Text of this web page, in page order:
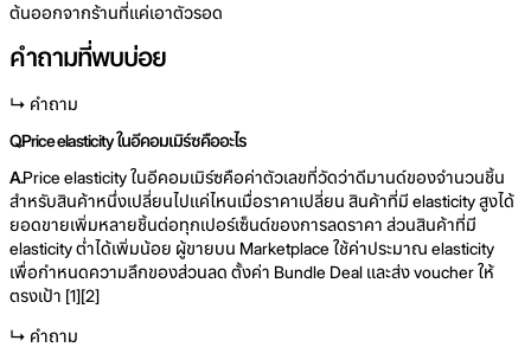
ต้นออกจากร้านที่แค่เอาตัวรอด
คำถามที่พบบ่อย
↳ คำถาม
Q.Price elasticity ในอีคอมเมิร์ซคืออะไร
A.Price elasticity ในอีคอมเมิร์ซคือค่าตัวเลขที่วัดว่าดีมานด์ของจำนวนชิ้น
สำหรับสินค้าหนึ่งเปลี่ยนไปแค่ไหนเมื่อราคาเปลี่ยน สินค้าที่มี elasticity สูงได้
ยอดขายเพิ่มหลายชิ้นต่อทุกเปอร์เซ็นต์ของการลดราคา ส่วนสินค้าที่มี
elasticity ต่ำได้เพิ่มน้อย ผู้ขายบน Marketplace ใช้ค่าประมาณ elasticity
เพื่อกำหนดความลึกของส่วนลด ตั้งค่า Bundle Deal และส่ง voucher ให้
ตรงเป้า [1][2]
↳ คำถาม